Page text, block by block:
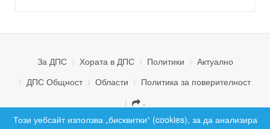
За ДПС Хората в ДПС Политики
Актуално
ДПС Общност
Области
Политика за поверителност
.
© 2026 ДПС България. Всички права запазени.
Този уебсайт използва „бисквитки“ (cookies), за да анализира